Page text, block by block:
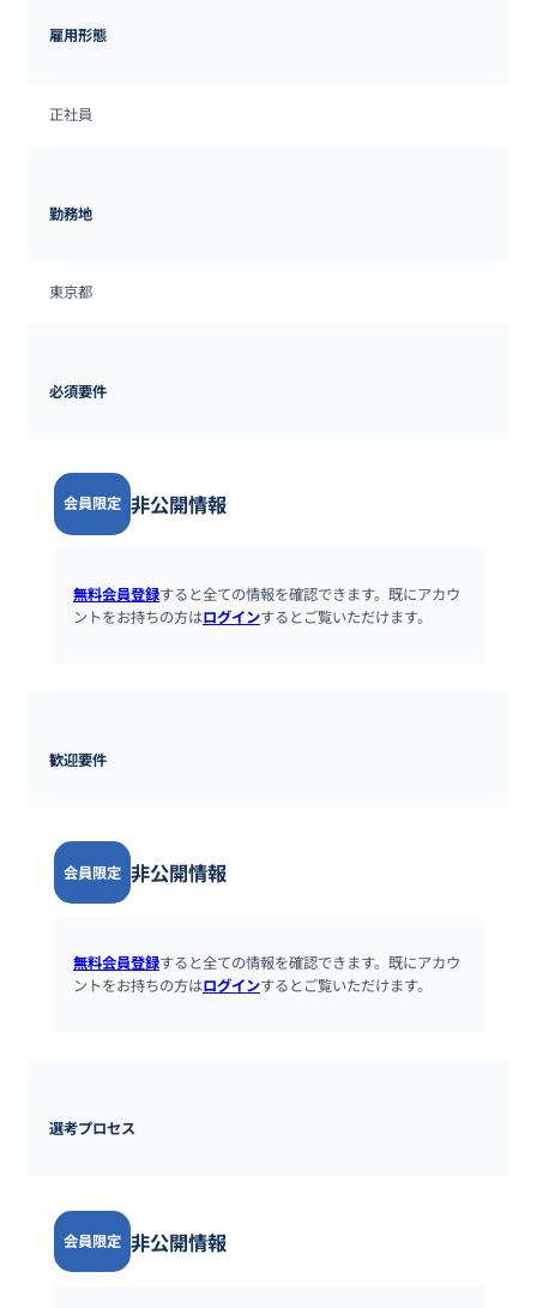
雇用形態
正社員
勤務地
東京都
必須要件
会員限定 非公開情報
無料会員登録すると全ての情報を確認できます。既にアカウ
ントをお持ちの方はログインするとご覧いただけます。
歓迎要件
会員限定 非公開情報
無料会員登録すると全ての情報を確認できます。既にアカウ
ントをお持ちの方はログインするとご覧いただけます。
選考プロセス
会員限定 非公開情報